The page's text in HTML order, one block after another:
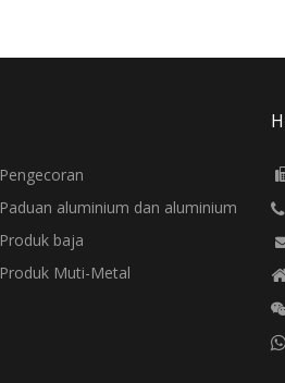
Pengecoran
Paduan aluminium dan aluminium
Produk baja
Produk Muti-Metal

